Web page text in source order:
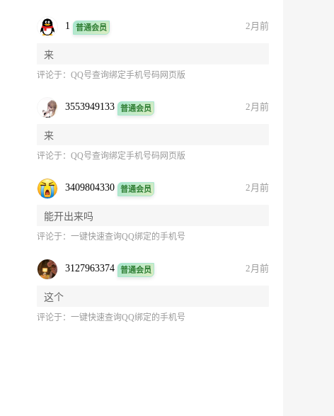
1 普通会员 2月前
来
评论于：QQ号查询绑定手机号码网页版
3553949133 普通会员 2月前
来
评论于：QQ号查询绑定手机号码网页版
3409804330 普通会员 2月前
能开出来吗
评论于：一键快速查询QQ绑定的手机号
3127963374 普通会员 2月前
这个
评论于：一键快速查询QQ绑定的手机号